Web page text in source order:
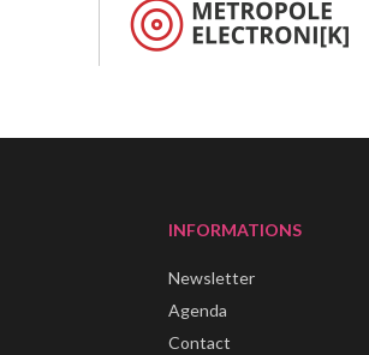
INFORMATIONS
Newsletter
Agenda
Contact